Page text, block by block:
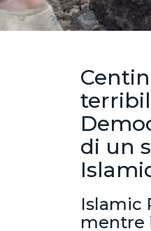
di un
Islamic
mentre